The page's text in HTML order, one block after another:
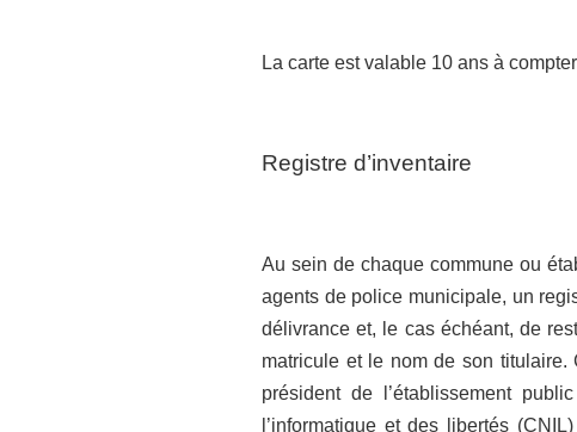
La carte est valable 10 ans à
Registre d’inventaire
Au sein de chaque commune ou
agents de police municipale, un
délivrance et, le cas échéant, de
matricule et le nom de son
président de l’établissement
l’informatique et des libertés